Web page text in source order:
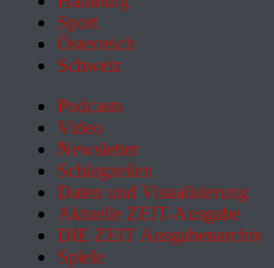
Sport
Österreich
Schweiz
Podcasts
Video
Newsletter
Schlagzeilen
Daten und Visualisierung
Aktuelle ZEIT-Ausgabe
DIE ZEIT Ausgabenarchiv
Spiele